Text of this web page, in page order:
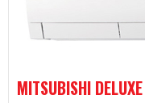
MITSUBISHI